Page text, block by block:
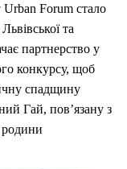
Forum стало
та
партнерство у
конкурсу, щоб
спадщину
Гай, пов’язану з
родини